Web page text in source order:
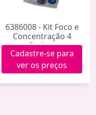
6386008 - Kit Foco e
Concentração 4
Pedras
Cadastre-se para
ver os preços